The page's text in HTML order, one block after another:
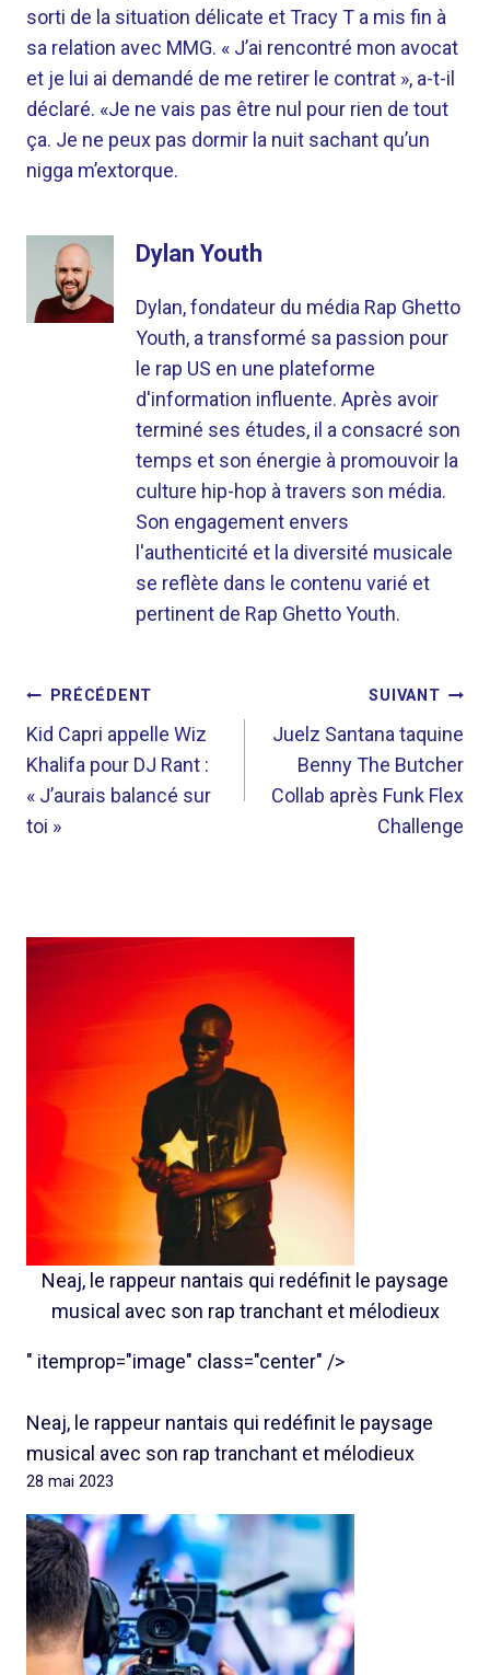
sorti de la situation délicate et Tracy T a mis fin à
sa relation avec MMG. « J’ai rencontré mon avocat
et je lui ai demandé de me retirer le contrat », a-t-il
déclaré. «Je ne vais pas être nul pour rien de tout
ça. Je ne peux pas dormir la nuit sachant qu’un
nigga m’extorque.
Dylan Youth
Dylan, fondateur du média Rap Ghetto
Youth, a transformé sa passion pour
le rap US en une plateforme
d'information influente. Après avoir
terminé ses études, il a consacré son
temps et son énergie à promouvoir la
culture hip-hop à travers son média.
Son engagement envers
l'authenticité et la diversité musicale
se reflète dans le contenu varié et
pertinent de Rap Ghetto Youth.
NAVIGATION
DE
L’ARTICLE
PRÉCÉDENT
Kid Capri appelle Wiz
Khalifa pour DJ Rant :
« J’aurais balancé sur
toi »
SUIVANT
Juelz Santana taquine
Benny The Butcher
Collab après Funk Flex
Challenge
Neaj, le rappeur nantais qui redéfinit le paysage
musical avec son rap tranchant et mélodieux
" itemprop="image" class="center" />
Neaj, le rappeur nantais qui redéfinit le paysage
musical avec son rap tranchant et mélodieux
28 mai 2023